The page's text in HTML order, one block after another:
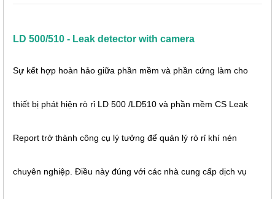
LD 500/510 - Leak detector with camera
Sự kết hợp hoàn hảo giữa phần mềm và phần cứng làm cho
thiết bị phát hiện rò rỉ LD 500 /LD510 và phần mềm CS Leak
Report trở thành công cụ lý tưởng để quản lý rò rỉ khí nén
chuyên nghiệp. Điều này đúng với các nhà cung cấp dịch vụ